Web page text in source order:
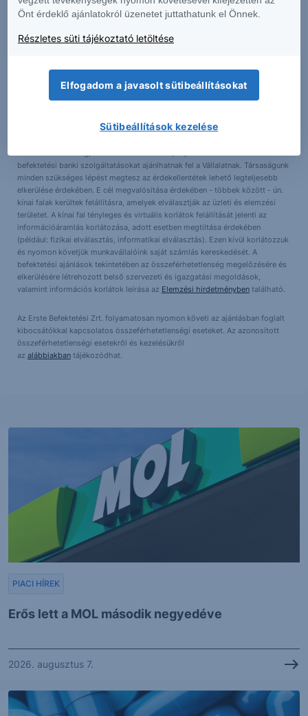
kockázatokat is – a weboldalunkon található
Erste Market Dokumentumok –
anyagokban érthető el. A társaságunk által terjesztett
befektetési ajánlások listája a következő helyen érhető el, ugyanitt
megtalálhatók az adott instrumentumra esetlegesen adott is.
Összeférhetetlenségi nyilatkozat
A Társaság képviselői és alkalmazottai a törvények által lehetővé tett
kapcsolatos opciókkal, warrantokkal vagy jogokkal, vagy a Vállalat pénzügyi
befektetési banki szolgáltatásokat ajánlhatnak fel a Vállalatnak. Társaságunk
minden szükséges lépést megtesz az érdekellentétek lehető legteljesebb
elkerülése érdekében. E cél megvalósítása érdekében - többek között - ún.
kínai falak kerültek felállításra, amelyek elválasztják az üzleti és elemzési
területet. A kínai fal tényleges és virtuális korlátok felállítását jelenti az
információáramlás korlátozása, adott esetben megtiltása érdekében
(például: fizikai elválasztás, informatikai elválasztás). Ezen kívül korlátozzuk
és nyomon követjük munkavállalóink saját számlás kereskedését. A
befektetési ajánlások tekintetében az összeférhetetlenség megelőzésére és
elkerülésére létrehozott belső szervezeti és igazgatási megoldások,
valamint információs korlátok leírása az Elemzési hirdetménybentalálható.
Az Erste Befektetési Zrt. folyamatosan nyomon követi az ajánlásban foglalt
kibocsátókkal kapcsolatos összeférhetetlenségi eseteket. Az azonosított
összeférhetetlenségi esetekről és kezelésükről
az alábbiakbantájékozódhat.
Erős lett a MOL második negyedéve
PIACI HÍREK
2026. augusztus 7.
Önt érdeklő ajánlatokról üzenetet juttathatunk el Önnek.
Részletes süti tájékoztató letöltése
Elfogadom a javasolt sütibeállításokat
Sütibeállítások kezelése